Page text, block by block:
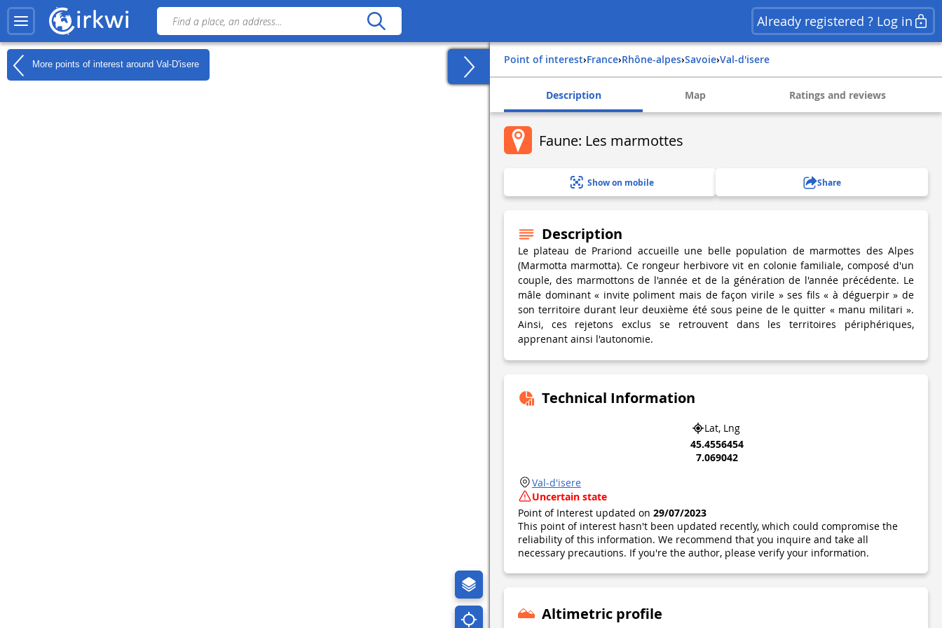
Already registered ? Log in
More points of interest around Val-D'isere Point of interest› france› rhône-alpes› savoie› val-d'isere
Description Map Ratings and reviews
Faune: Les marmottes
Show on mobile Share
Description
Le plateau de Prariond accueille une belle population de marmottes des Alpes
(Marmotta marmotta). Ce rongeur herbivore vit en colonie familiale, composé d'un
couple, des marmottons de l'année et de la génération de l'année précédente. Le
mâle dominant « invite poliment mais de façon virile » ses fils « à déguerpir » de
son territoire durant leur deuxième été sous peine de le quitter « manu militari ».
Ainsi, ces rejetons exclus se retrouvent dans les territoires périphériques,
apprenant ainsi l'autonomie.
Technical Information
Lat, Lng
45.4556454
7.069042
Val-d'isere
Uncertain state
Point of Interest updated on 29/07/2023
This point of interest hasn't been updated recently, which could compromise the
reliability of this information. We recommend that you inquire and take all
necessary precautions. If you're the author, please verify your information.
Altimetric profile